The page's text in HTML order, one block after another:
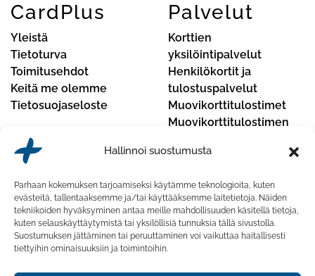
Hallinnoi suostumusta
Parhaan kokemuksen tarjoamiseksi käytämme teknologioita, kuten
evästeitä, tallentaaksemme ja/tai käyttääksemme laitetietoja. Näiden
tekniikoiden hyväksyminen antaa meille mahdollisuuden käsitellä tietoja,
kuten selauskäyttäytymistä tai yksilöllisiä tunnuksia tällä sivustolla.
Suostumuksen jättäminen tai peruuttaminen voi vaikuttaa haitallisesti
tiettyihin ominaisuuksiin ja toimintoihin.
CardPlus
Yleistä
Tietoturva
Toimitusehdot
Keitä me olemme
Tietosuojaseloste
Palvelut
Korttien
yksilöintipalvelut
Henkilökortit ja
tulostuspalvelut
Muovikorttitulostimet
Muovikorttitulostimen
Yhteystiedot
CardPlus Oy
Koskelontie 23 F, 02920 Espoo, Finland
Puhelinnumero:020 741 7430